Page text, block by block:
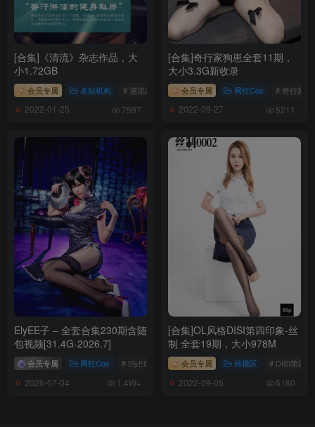
[合集]《清流》杂志作品，大
小1.72GB
会员专属 名站机构 # 清流杂志 # 清流
2022-01-25 7597
[合集]奇行家狗崽全套11期，
大小3.3G新收录
会员专属 网红Cos # 奇行家狗
2022-09-27 5211
ElyEE子 – 全套合集230期含随
包视频[31.4G-2026.7]
会员专属 网红Cos # ElyEE子
2026-07-04 1.4W+
[合集]OL风格DISI第四印象-丝
制 全套19期，大小978M
会员专属 丝模区 # DISI第四
2022-09-05 6180